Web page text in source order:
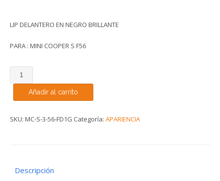
LIP DELANTERO EN NEGRO BRILLANTE
PARA : MINI COOPER S F56
MAXTON
LIP
DELANTERO
COOPER
Añadir al carrito
SKU: MC-S-3-56-FD1G Categoría: APARIENCIA
Descripción